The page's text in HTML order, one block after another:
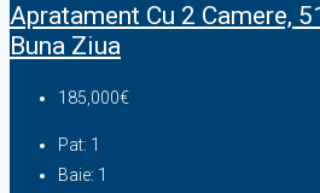
Apratament Cu 2 Camere,
Buna Ziua
185,000€
Pat: 1
Baie: 1